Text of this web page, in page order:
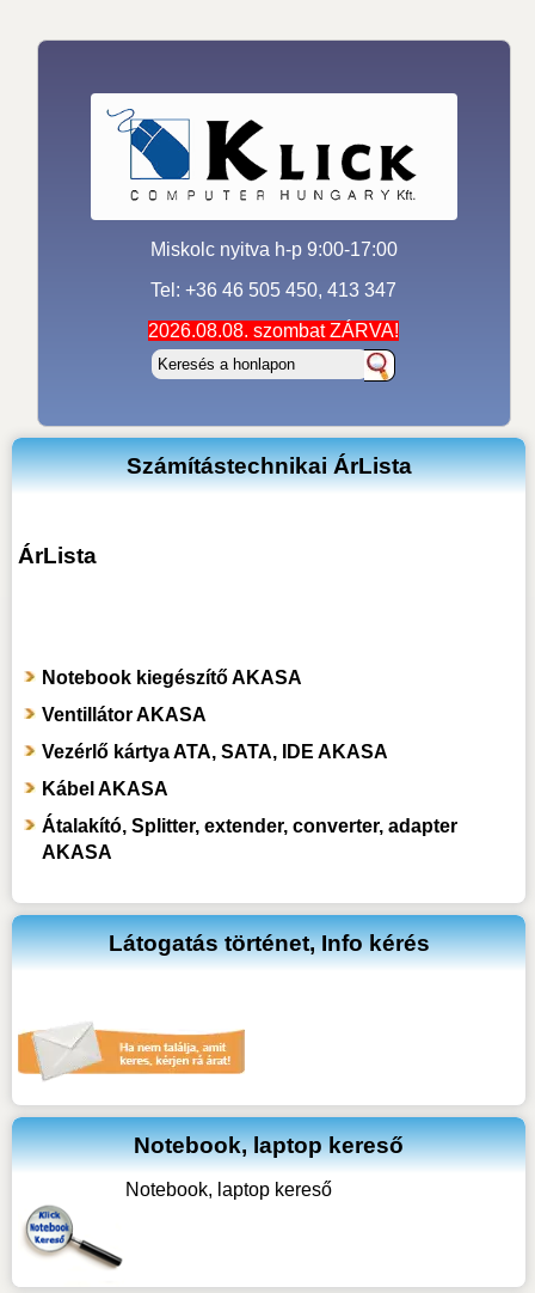
Miskolc nyitva h-p 9:00-17:00
Tel: +36 46 505 450, 413 347
2026.08.08. szombat ZÁRVA!
Számítástechnikai ÁrLista
ÁrLista
Notebook kiegészítő AKASA
Ventillátor AKASA
Vezérlő kártya ATA, SATA, IDE AKASA
Kábel AKASA
Átalakító, Splitter, extender, converter, adapter
AKASA
Látogatás történet, Info kérés
Notebook, laptop kereső
Notebook, laptop kereső